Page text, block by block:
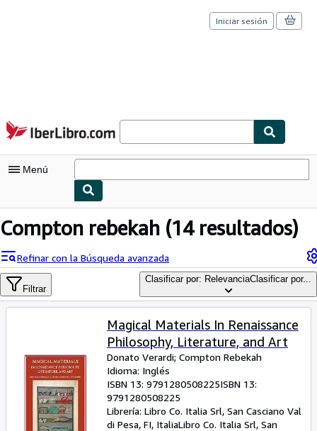
Pasar al contenido principal
IberLibro.com
Iniciar sesión
Menú
Mi cuenta
Cerrar sesión
Búsqueda avanzada
Arte y coleccionismo
Vendedores
Comenzar a vender
Compton rebekah (14 resultados)
Refinar con la Búsqueda avanzada
Filtrar
Clasificar por: RelevanciaClasificar por...
Magical Materials In Renaissance
Philosophy, Literature, and Art
Donato Verardi; Compton Rebekah
Idioma: Inglés
ISBN 13: 9791280508225ISBN 13:
9791280508225
Librería: Libro Co. Italia Srl, San Casciano Val
di Pesa, FI, ItaliaLibro Co. Italia Srl, San